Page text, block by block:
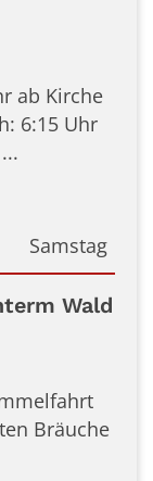
ab Kirche
6:15 Uhr
Samstag
Wald
Bräuche